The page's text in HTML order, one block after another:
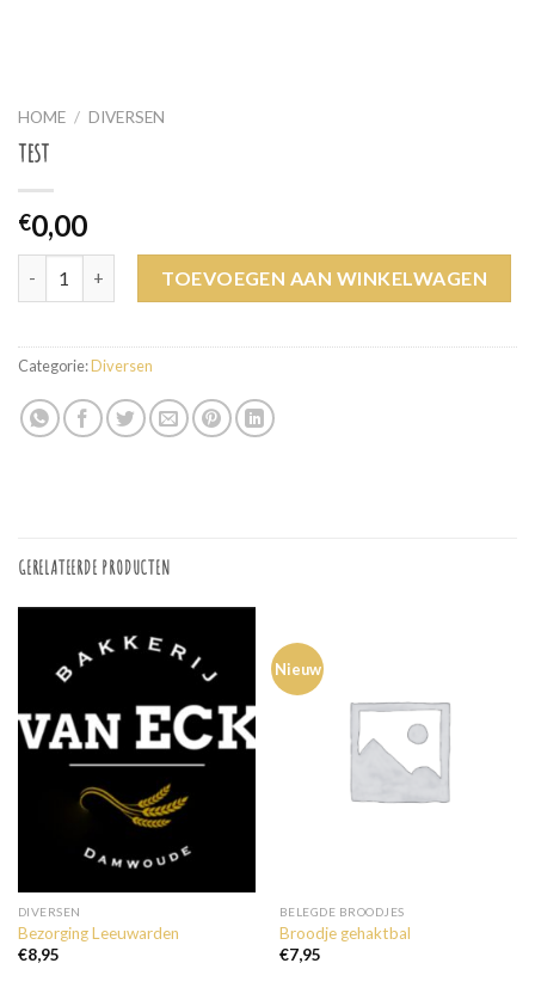
HOME / DIVERSEN
test
€0,00
TOEVOEGEN AAN WINKELWAGEN
Categorie:Diversen
GERELATEERDE PRODUCTEN
DIVERSEN
Bezorging Leeuwarden
€8,95
Nieuw
BELEGDE BROODJES
Broodje gehaktbal
€7,95